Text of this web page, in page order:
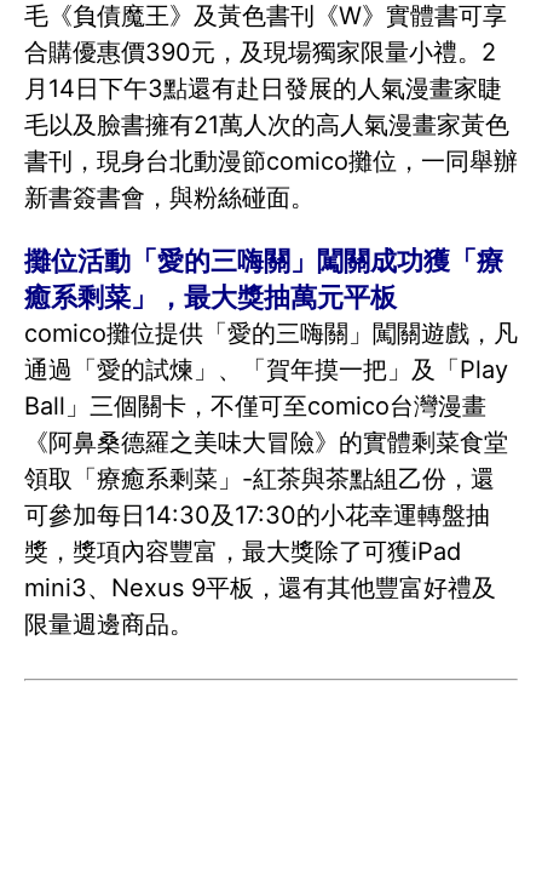
毛《負債魔王》及黃色書刊《W》實體書可享
合購優惠價390元，及現場獨家限量小禮。2
月14日下午3點還有赴日發展的人氣漫畫家睫
毛以及臉書擁有21萬人次的高人氣漫畫家黃色
書刊，現身台北動漫節comico攤位，一同舉辦
新書簽書會，與粉絲碰面。
攤位活動「愛的三嗨關」闖關成功獲「療
癒系剩菜」，最大獎抽萬元平板
comico攤位提供「愛的三嗨關」闖關遊戲，凡
通過「愛的試煉」、「賀年摸一把」及「Play
Ball」三個關卡，不僅可至comico台灣漫畫
《阿鼻桑德羅之美味大冒險》的實體剩菜食堂
領取「療癒系剩菜」-紅茶與茶點組乙份，還
可參加每日14:30及17:30的小花幸運轉盤抽
獎，獎項內容豐富，最大獎除了可獲iPad
mini3、Nexus 9平板，還有其他豐富好禮及
限量週邊商品。